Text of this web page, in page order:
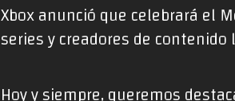
Xbox anunció que celebrará el
series y creadores de